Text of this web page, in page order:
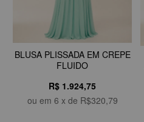
BLUSA PLISSADA EM CREPE
FLUIDO
R$ 1.924,75
ou em 6 x de R$320,79